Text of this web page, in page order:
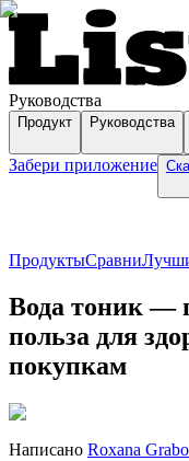
Руководства
Продукт Руководства
Забери приложение
ПродуктыСравни
Вода тоник —
польза для
покупкам
Написано Roxana